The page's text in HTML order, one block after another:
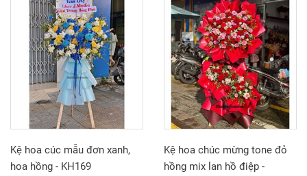
Kệ hoa cúc mẫu đơn xanh,
hoa hồng - KH169
Kệ hoa chúc mừng tone đỏ
hồng mix lan hồ điệp -